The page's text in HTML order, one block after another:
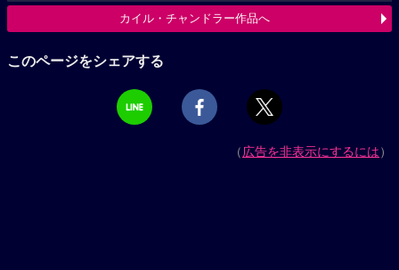
カイル・チャンドラー作品へ
このページをシェアする
（広告を非表示にするには）